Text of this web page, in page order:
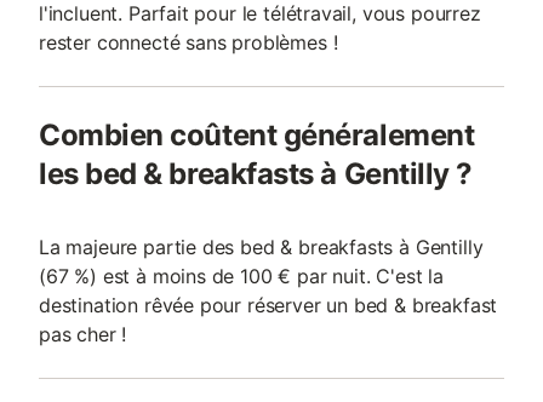
l'incluent. Parfait pour le télétravail, vous pourrez
rester connecté sans problèmes !
Combien coûtent généralement
les bed & breakfasts à Gentilly ?
La majeure partie des bed & breakfasts à Gentilly
(67 %) est à moins de 100 € par nuit. C'est la
destination rêvée pour réserver un bed & breakfast
pas cher !